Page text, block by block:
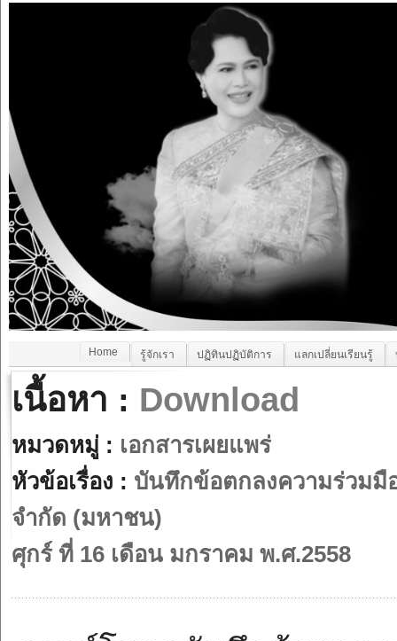
Home รู้จักเรา ปฏิทินปฏิบัติการ แลกเปลี่ยนเรียนรู้
เนื้อหา : Download
หมวดหมู่ : เอกสารเผยแพร่
หัวข้อเรื่อง : บันทึกข้อตกลงความร่วมมื
จำกัด (มหาชน)
ศุกร์ ที่ 16 เดือน มกราคม พ.ศ.2558